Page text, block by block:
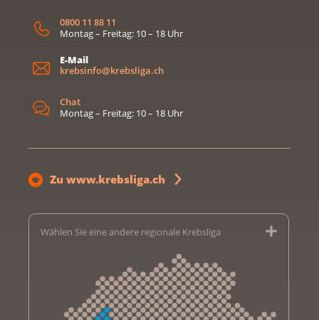
0800 11 88 11
Montag – Freitag: 10 – 18 Uhr
E-Mail
krebsinfo@krebsliga.ch
Chat
Montag – Freitag: 10 – 18 Uhr
Zu www.krebsliga.ch
Wählen Sie eine andere regionale Krebsliga